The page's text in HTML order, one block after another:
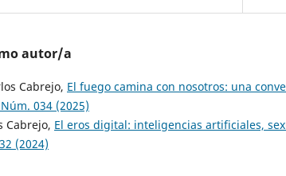
autor/a
Cabrejo, El fuego camina con nosotros: una
034 (2025)
Cabrejo, El eros digital: inteligencias artificiales,
(2024)